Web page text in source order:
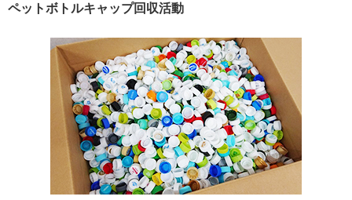
ペットボトルキャップ回収活動